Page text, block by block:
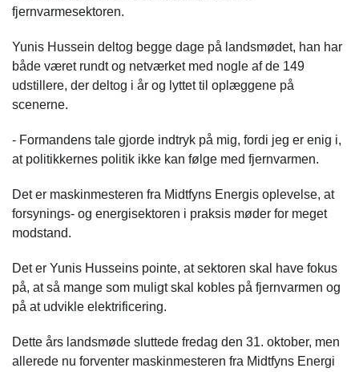
fjernvarmesektoren.
Yunis Hussein deltog begge dage på landsmødet, han har
både været rundt og netværket med nogle af de 149
udstillere, der deltog i år og lyttet til oplæggene på
scenerne.
- Formandens tale gjorde indtryk på mig, fordi jeg er enig i,
at politikkernes politik ikke kan følge med fjernvarmen.
Det er maskinmesteren fra Midtfyns Energis oplevelse, at
forsynings- og energisektoren i praksis møder for meget
modstand.
Det er Yunis Husseins pointe, at sektoren skal have fokus
på, at så mange som muligt skal kobles på fjernvarmen og
på at udvikle elektrificering.
Dette års landsmøde sluttede fredag den 31. oktober, men
allerede nu forventer maskinmesteren fra Midtfyns Energi